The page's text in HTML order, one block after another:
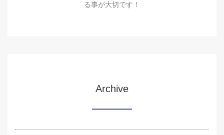
る事が大切です！
Archive